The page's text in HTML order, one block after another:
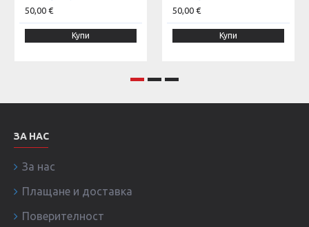
50,00 €
Купи
50,00 €
Купи
ЗА НАС
За нас
Плащане и доставка
Поверителност